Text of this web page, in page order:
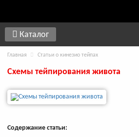
Каталог
Главная Статьи о кинезио тейпах
Схемы тейпирования живота
Содержание статьи: